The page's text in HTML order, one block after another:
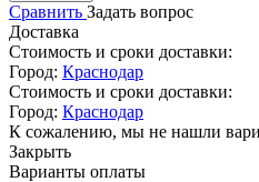
Сравнить Задать вопрос
Доставка
Стоимость и сроки доставки:
Город: Краснодар
Стоимость и сроки доставки:
Город: Краснодар
К сожалению, мы не нашли
Закрыть
Варианты оплаты